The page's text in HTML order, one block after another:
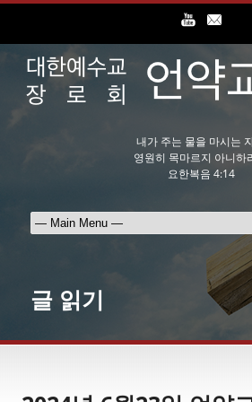
내가 주는 물을 마시는
영원히 목마르지 아니하
요한복음 4:14
글 읽기